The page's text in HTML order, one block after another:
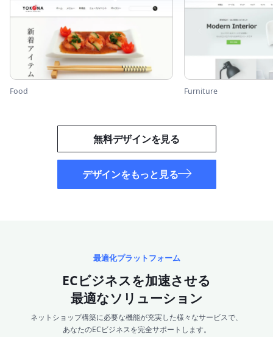
Food Furniture
無料デザインを見る
デザインをもっと見る
最適化プラットフォーム
ECビジネスを加速させる
最適なソリューション
ネットショップ構築に必要な機能が充実した様々なサービスで、
あなたのECビジネスを完全サポートします。